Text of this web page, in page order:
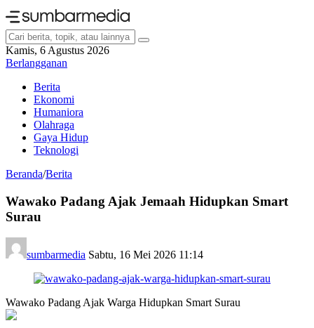
Kamis, 6 Agustus 2026
Berlangganan
Berita
Ekonomi
Humaniora
Olahraga
Gaya Hidup
Teknologi
Beranda/Berita
Wawako Padang Ajak Jemaah Hidupkan Smart
Surau
sumbarmedia Sabtu, 16 Mei 2026 11:14
Wawako Padang Ajak Warga Hidupkan Smart Surau